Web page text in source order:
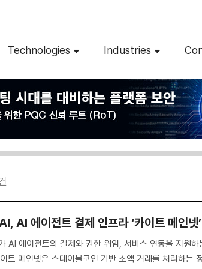
Technologies Industries
AI 에이전트 결제 인프라 ‘카이트 메인넷’
AI 에이전트의 결제와 권한 위임, 서비스 연동을 지원하
트 메인넷은 스테이블코인 기반 소액 거래를 처리하는